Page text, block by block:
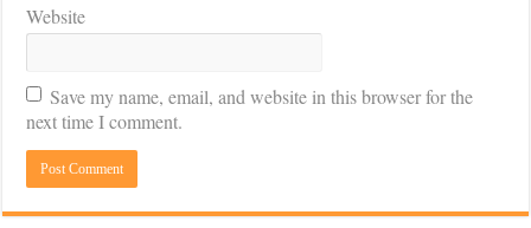
Website
Save my name, email, and website in this browser for the
next time I comment.